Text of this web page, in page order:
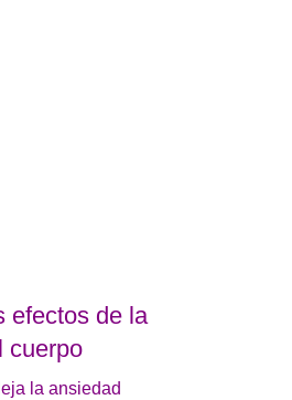
efectos de la
cuerpo
la ansiedad